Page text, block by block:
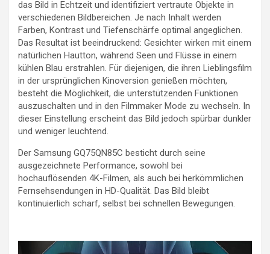
das Bild in Echtzeit und identifiziert vertraute Objekte in
verschiedenen Bildbereichen. Je nach Inhalt werden
Farben, Kontrast und Tiefenschärfe optimal angeglichen.
Das Resultat ist beeindruckend: Gesichter wirken mit einem
natürlichen Hautton, während Seen und Flüsse in einem
kühlen Blau erstrahlen. Für diejenigen, die ihren Lieblingsfilm
in der ursprünglichen Kinoversion genießen möchten,
besteht die Möglichkeit, die unterstützenden Funktionen
auszuschalten und in den Filmmaker Mode zu wechseln. In
dieser Einstellung erscheint das Bild jedoch spürbar dunkler
und weniger leuchtend.
Der Samsung GQ75QN85C besticht durch seine
ausgezeichnete Performance, sowohl bei
hochauflösenden 4K-Filmen, als auch bei herkömmlichen
Fernsehsendungen in HD-Qualität. Das Bild bleibt
kontinuierlich scharf, selbst bei schnellen Bewegungen.